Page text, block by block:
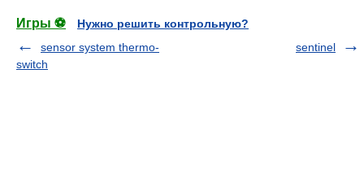
Игры ⚽
Нужно решить контрольную?
sensor system thermo-
switch
sentinel